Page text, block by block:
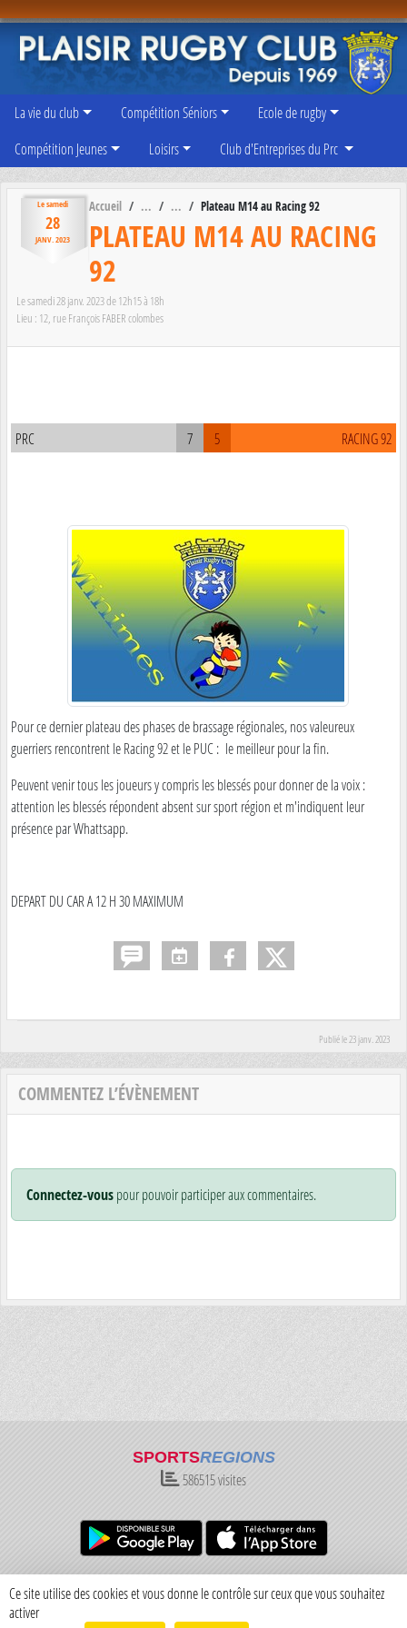
La vie du club Compétition Séniors
Ecole de rugby
Compétition Jeunes
Loisirs Club d'Entreprises du Prc
Lesamedi
28
JANV.2023
Accueil Plateau M14 au Racing 92
PLATEAU M14 AU RACING
92
Lesamedi28janv. 2023de 12h15 à 18h
Lieu : 12, rue François FABERcolombes
PRC 7 5 RACING 92
Pour ce dernier plateau des phases de brassage régionales, nos valeureux
guerriers rencontrent le Racing 92 et le PUC : le meilleur pour la fin.
Peuvent venir tous les joueurs y compris les blessés pour donner de la voix :
attention les blessés répondent absent sur sport région et m'indiquent leur
présence par Whattsapp.
DEPART DU CAR A 12 H 30 MAXIMUM
Publié le23 janv. 2023
COMMENTEZ L’ÉVÈNEMENT
Connectez-vouspour pouvoir participer aux commentaires.
SPORTSREGIONS
586515visites
Informations légales Signaler un contenu inapproprié
Panneau de gestion des cookies
Ce site utilise des cookies et vous donne le contrôle sur ceux que vous souhaitez
activer